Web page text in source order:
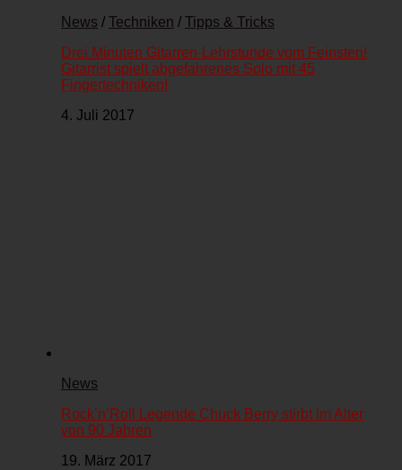
News / Techniken / Tipps & Tricks
Drei Minuten Gitarren-Lehrstunde vom Feinsten!
Gitarrist spielt abgefahrenes Solo mit 45
Fingertechniken!
4. Juli 2017
News
Rock’n’Roll Legende Chuck Berry stirbt im Alter
von 90 Jahren
19. März 2017